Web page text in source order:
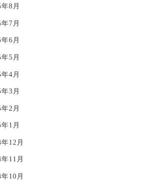
8月
7月
6月
5月
4月
3月
2月
1月
12月
11月
10月